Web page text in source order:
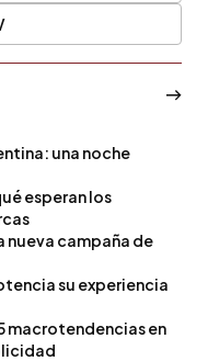
una noche
esperan los
nueva campaña de
su experiencia
macrotendencias en